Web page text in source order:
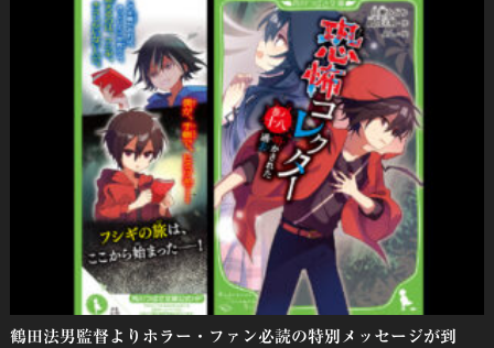
鶴田法男監督よりホラー・ファン必読の特別メッセージが到